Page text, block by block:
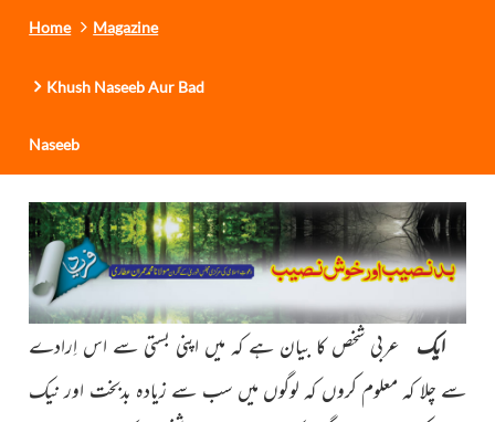
Home Magazine
Khush Naseeb Aur Bad
Naseeb
ایک عربی شخص کا بیان ہے کہ میں اپنی بستی سے اس اِرادے
سے چلا کہ معلوم کروں کہ لوگوں میں سب سے زیادہ بدبخت اور نیک